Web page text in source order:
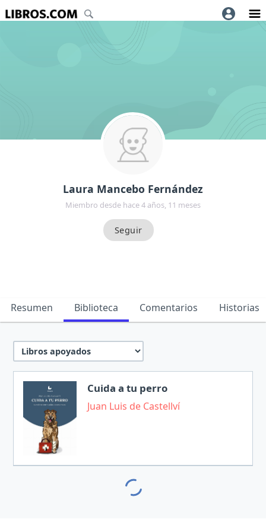
Laura Mancebo Fernández
Miembro desde hace 4 años, 11 meses
Resumen Biblioteca Comentarios Historias
Cuida a tu perro
Juan Luis de Castellví